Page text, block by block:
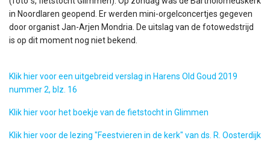
in Noordlaren geopend. Er werden mini-orgelconcertjes gegeven
door organist Jan-Arjen Mondria. De uitslag van de fotowedstrijd
is op dit moment nog niet bekend.
Klik hier voor een uitgebreid verslag in Harens Old Goud 2019
nummer 2, blz. 16
Klik hier voor het boekje van de fietstocht in Glimmen
Klik hier voor de lezing "Feestvieren in de kerk" van ds. R. Oosterdijk